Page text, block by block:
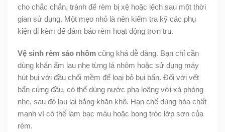
cho chắc chắn, tránh để rèm bị xệ hoặc lệch sau một thời
gian sử dụng. Một mẹo nhỏ là nên kiểm tra kỹ các phụ
kiện đi kèm để đảm bảo rèm hoạt động trơn tru.
Vệ sinh rèm sáo nhôm cũng khá dễ dàng. Bạn chỉ cần
dùng khăn ẩm lau nhẹ từng lá nhôm hoặc sử dụng máy
hút bụi với đầu chổi mềm để loại bỏ bụi bẩn. Đối với vết
bẩn cứng đầu, có thể dùng nước pha loãng với xà phòng
nhẹ, sau đó lau lại bằng khăn khô. Hạn chế dùng hóa chất
mạnh vì có thể làm bạc màu hoặc bong tróc lớp sơn của
rèm.